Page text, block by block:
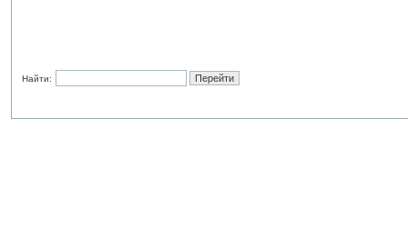
Найти: